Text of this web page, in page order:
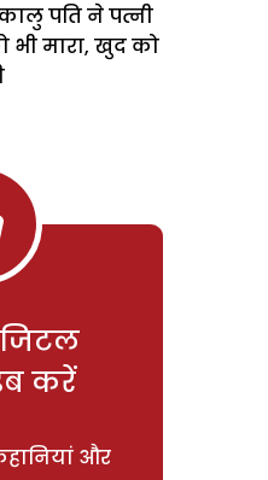
पति ने पत्नी
भी मारा, खुद को
करें
और